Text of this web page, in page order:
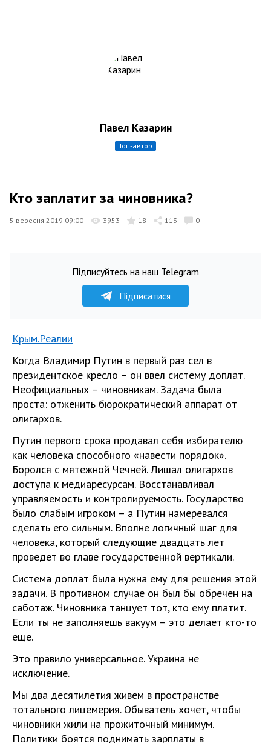
Павел Казарин
топ-автор
Кто заплатит за чиновника?
5 вересня 2019 09:00 3953 18 113 0
Підписуйтесь на наш Telegram
Підписатися
Крым.Реалии
Когда Владимир Путин в первый раз сел в
президентское кресло – он ввел систему доплат.
Неофициальных – чиновникам. Задача была
проста: отженить бюрократический аппарат от
олигархов.
Путин первого срока продавал себя избирателю
как человека способного «навести порядок».
Боролся с мятежной Чечней. Лишал олигархов
доступа к медиаресурсам. Восстанавливал
управляемость и контролируемость. Государство
было слабым игроком – а Путин намеревался
сделать его сильным. Вполне логичный шаг для
человека, который следующие двадцать лет
проведет во главе государственной вертикали.
Система доплат была нужна ему для решения этой
задачи. В противном случае он был бы обречен на
саботаж. Чиновника танцует тот, кто ему платит.
Если ты не заполняешь вакуум – это делает кто-то
еще.
Это правило универсальное. Украина не
исключение.
Мы два десятилетия живем в пространстве
тотального лицемерия. Обыватель хочет, чтобы
чиновники жили на прожиточный минимум.
Политики боятся поднимать зарплаты в